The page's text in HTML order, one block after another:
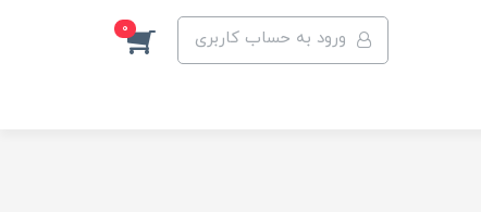
ورود به حساب کاربری 0